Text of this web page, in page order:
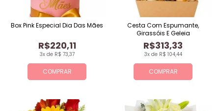
COMPRAR
3x de R$ 73,37
R$220,11
Box Pink Especial Dia Das Mães
COMPRAR
3x de R$ 104,44
R$313,33
Cesta Com Espumante,
Girassóis E Geleia